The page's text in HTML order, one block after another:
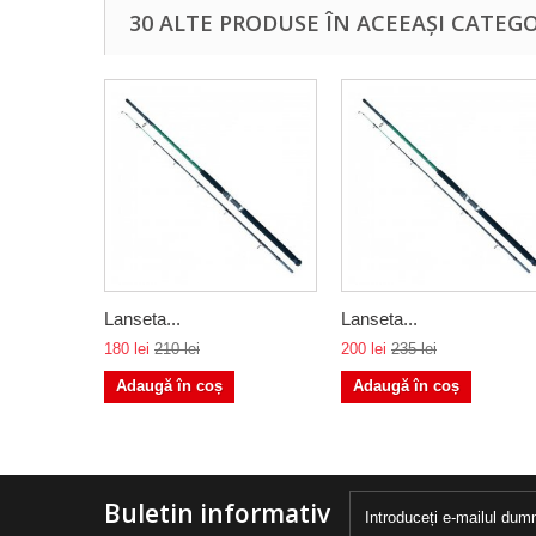
30 ALTE PRODUSE ÎN ACEEAȘI
Lanseta...
180 lei 210 lei
Adaugă în coș
Lanseta...
200 lei 235 lei
Adaugă în coș
Buletin informativ